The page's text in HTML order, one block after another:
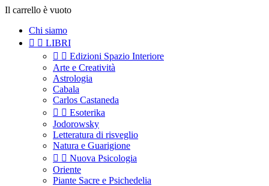
Il carrello è vuoto
Chi siamo
  LIBRI
  Edizioni Spazio Interiore
Arte e Creatività
Astrologia
Cabala
Carlos Castaneda
  Esoterika
Jodorowsky
Letteratura di risveglio
Natura e Guarigione
  Nuova Psicologia
Oriente
Piante Sacre e Psichedelia